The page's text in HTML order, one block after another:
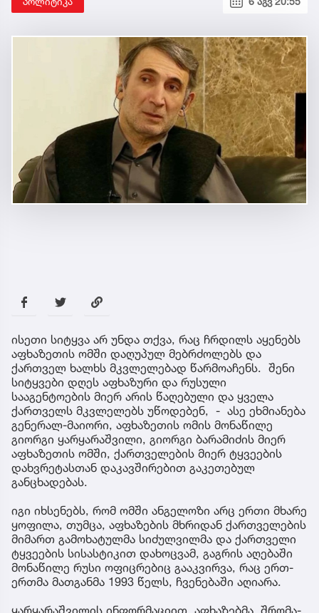
ისეთი სიტყვა არ უნდა თქვა, რაც ჩრდილს აყენებს
აფხაზეთის ომში დაღუპულ მებრძოლებს და
ქართველ ხალხს მკვლელებად წარმოაჩენს. შენი
სიტყვები დღეს აფხაზური და რუსული
სააგენტოების მიერ არის წაღებული და ყველა
ქართველს მკვლელებს უწოდებენ, - ასე ეხმიანება
გენერალ-მაიორი, აფხაზეთის ომის მონაწილე
გიორგი ყარყარაშვილი, გიორგი ბარამიძის მიერ
აფხაზეთის ომში, ქართველების მიერ ტყვეების
დახვრეტასთან დაკავშირებით გაკეთებულ
განცხადებას.
იგი იხსენებს, რომ ომში ანგელოზი არც ერთი მხარე
ყოფილა, თუმცა, აფხაზების მხრიდან ქართველების
მიმართ გამოხატულმა სიძულვილმა და ქართველი
ტყვეების სისასტიკით დახოცვამ, გაგრის აღებაში
მონაწილე რუსი ოფიცრებიც გააკვირვა, რაც ერთ-
ერთმა მათგანმა 1993 წელს, ჩვენებაში აღიარა.
ყარყარაშვილის ინფორმაციით, აფხაზებმა, შრომა-